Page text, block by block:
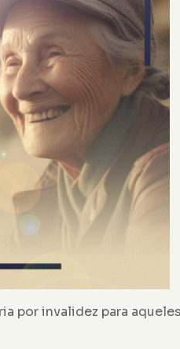
por invalidez para